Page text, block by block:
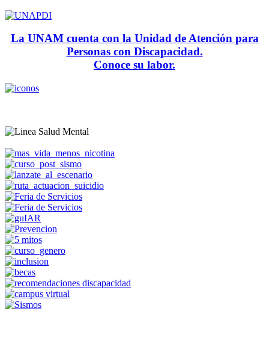
La UNAM cuenta con la Unidad de Atención para
Personas con Discapacidad.
Conoce su labor.